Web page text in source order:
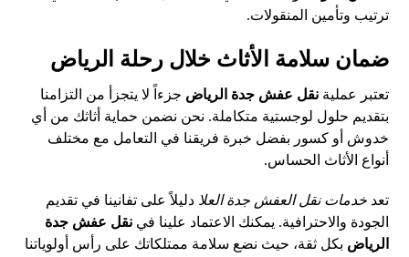
ترتيب وتأمين المنقولات.
ضمان سلامة الأثاث خلال رحلة الرياض
تعتبر عمليةنقل عفش جدة الرياض جزءاً لا يتجزأ من التزامنا
بتقديم حلول لوجستية متكاملة. نحن نضمن حماية أثاثك من أي
خدوش أو كسور بفضل خبرة فريقنا في التعامل مع مختلف
أنواع الأثاث الحساس.
تعدخدمات نقل العفش جدة العلا دليلاً على تفانينا في تقديم
الجودة والاحترافية. يمكنك الاعتماد علينا فينقل عفش جدة
الرياض بكل ثقة، حيث نضع سلامة ممتلكاتك على رأس أولوياتنا